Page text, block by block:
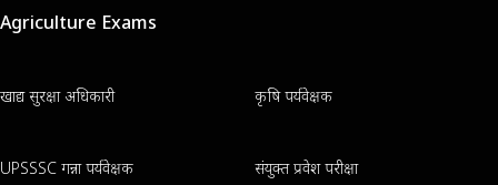
Agriculture Exams
खाद्य सुरक्षा अधिकारी कृषि पर्यवेक्षक
UPSSSC गन्ना पर्यवेक्षक संयुक्त प्रवेश परीक्षा